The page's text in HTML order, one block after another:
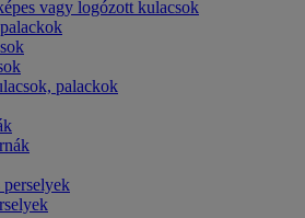
vagy logózott kulacsok
palackok